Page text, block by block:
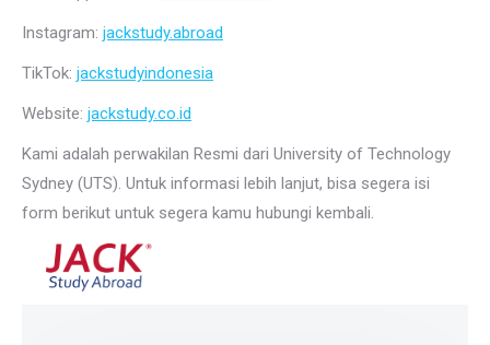
Instagram: jackstudy.abroad
TikTok: jackstudyindonesia
Website: jackstudy.co.id
Kami adalah perwakilan Resmi dari University of Technology
Sydney (UTS). Untuk informasi lebih lanjut, bisa segera isi
form berikut untuk segera kamu hubungi kembali.